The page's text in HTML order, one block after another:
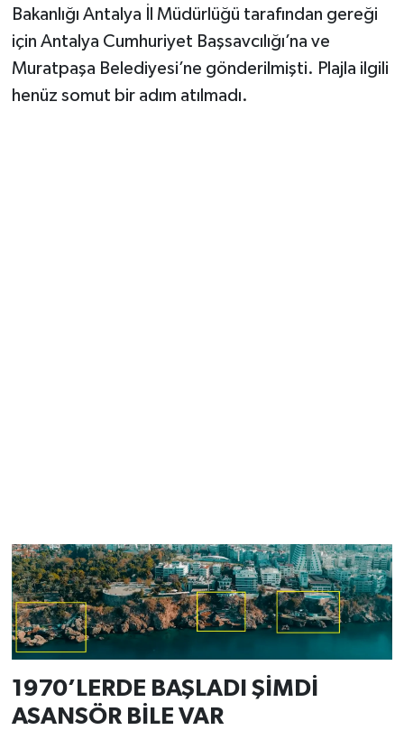
Bakanlığı Antalya İl Müdürlüğü tarafından gereği
için Antalya Cumhuriyet Başsavcılığı’na ve
Muratpaşa Belediyesi’ne gönderilmişti. Plajla ilgili
henüz somut bir adım atılmadı.
1970’LERDE BAŞLADI ŞİMDİ
ASANSÖR BİLE VAR